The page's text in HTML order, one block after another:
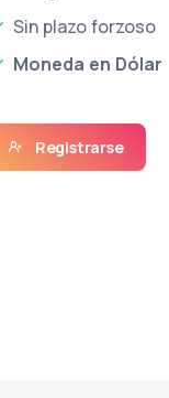
Sin plazo forzoso
Moneda en Dólar
Registrarse